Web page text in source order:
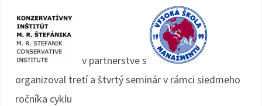
o
k
v partnerstve s
organizoval tretí a štvrtý seminár v rámci siedmeho
ročníka cyklu